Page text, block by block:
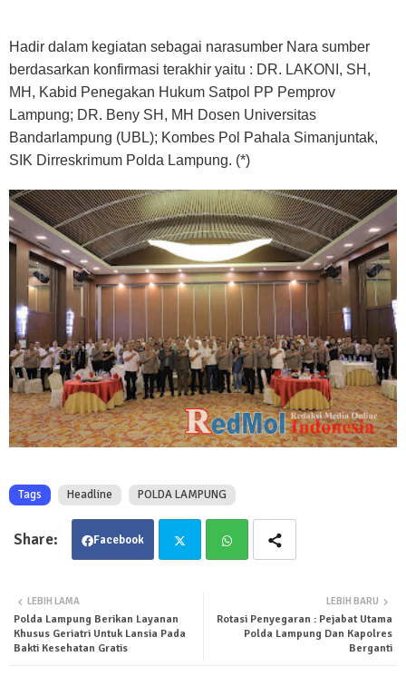
Hadir dalam kegiatan sebagai narasumber Nara sumber
berdasarkan konfirmasi terakhir yaitu : DR. LAKONI, SH,
MH, Kabid Penegakan Hukum Satpol PP Pemprov
Lampung; DR. Beny SH, MH Dosen Universitas
Bandarlampung (UBL); Kombes Pol Pahala Simanjuntak,
SIK Dirreskrimum Polda Lampung. (*)
Tags Headline POLDA LAMPUNG
Facebook
ter tsa
LEBIH BARU
Rotasi Penyegaran : Pejabat Utama
Polda Lampung Dan Kapolres
Berganti
LEBIH LAMA
Polda Lampung Berikan Layanan
Khusus Geriatri Untuk Lansia Pada
Bakti Kesehatan Gratis